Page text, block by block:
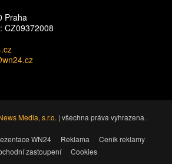
Praha
CZ09372008
Media, s.r.o. | všechna práva vyhrazena.
WN24 Reklama
Ceník reklamy
zastoupení
Cookies